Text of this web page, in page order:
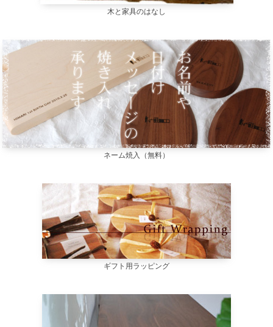
木と家具のはなし
ネーム焼入（無料）
ギフト用ラッピング